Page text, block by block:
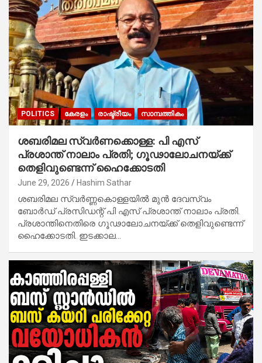
POLITICS കേരളം രാഷ്ട്രീയം സാമ്പത്തികം
ശബരിമല സ്വർണക്കൊള്ള: പി എസ്
പ്രശാന്ത് നാലാം പ്രതി; ഗൂഢാലോചനയ്ക്ക്
തെളിവുണ്ടെന്ന് ഹൈക്കോടതി
June 29, 2026 Hashim Sathar
ശബരിമല സ്വർണ്ണകൊള്ളയിൽ മുൻ ദേവസ്വം
ബോർഡ് പ്രസിഡന്റ് പി എസ് പ്രശാന്ത് നാലാം പ്രതി.
പ്രശാന്തിനെതിരെ ഗൂഢാലോചനയ്ക്ക് തെളിവുണ്ടെന്ന്
ഹൈക്കോടതി. ഇടക്കാല…